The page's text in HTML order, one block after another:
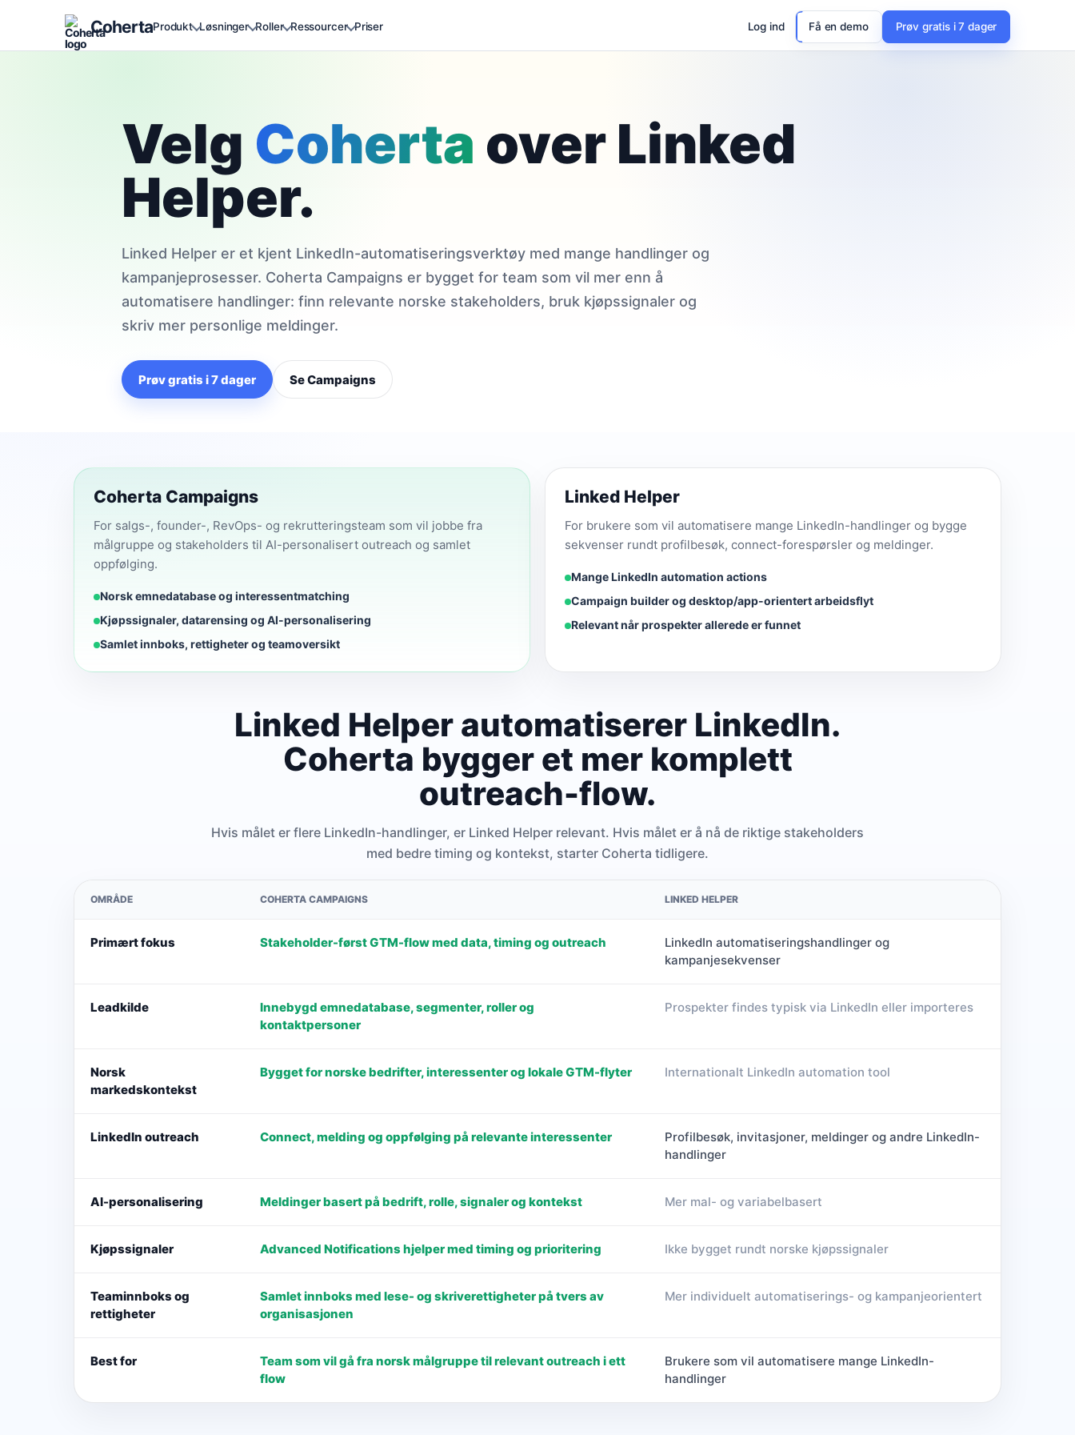
CohertaProdukt Løsninger Roller Ressourcer Priser Log ind Få en demo Prøv gratis i 7 dager
Velg Coherta over Linked
Helper.
Linked Helper er et kjent LinkedIn-automatiseringsverktøy med mange handlinger og
kampanjeprosesser. Coherta Campaigns er bygget for team som vil mer enn å
automatisere handlinger: finn relevante norske stakeholders, bruk kjøpssignaler og
skriv mer personlige meldinger.
Prøv gratis i 7 dager Se Campaigns
Coherta Campaigns
For salgs-, founder-, RevOps- og rekrutteringsteam som vil jobbe fra
målgruppe og stakeholders til AI-personalisert outreach og samlet
oppfølging.
Norsk emnedatabase og interessentmatching
Kjøpssignaler, datarensing og AI-personalisering
Samlet innboks, rettigheter og teamoversikt
Linked Helper
For brukere som vil automatisere mange LinkedIn-handlinger og bygge
sekvenser rundt profilbesøk, connect-forespørsler og meldinger.
Mange LinkedIn automation actions
Campaign builder og desktop/app-orientert arbeidsflyt
Relevant når prospekter allerede er funnet
Linked Helper automatiserer LinkedIn.
Coherta bygger et mer komplett
outreach-flow.
Hvis målet er flere LinkedIn-handlinger, er Linked Helper relevant. Hvis målet er å nå de riktige stakeholders
med bedre timing og kontekst, starter Coherta tidligere.
OMRÅDE COHERTA CAMPAIGNS LINKED HELPER
Primært fokus Stakeholder-først GTM-flow med data, timing og outreach
LinkedIn automatiseringshandlinger og
kampanjesekvenser
Leadkilde
Innebygd emnedatabase, segmenter, roller og
kontaktpersoner
Prospekter findes typisk via LinkedIn eller importeres
Norsk
markedskontekst
Bygget for norske bedrifter, interessenter og lokale GTM-flyter Internationalt LinkedIn automation tool
LinkedIn outreach Connect, melding og oppfølging på relevante interessenter
Profilbesøk, invitasjoner, meldinger og andre LinkedIn-
handlinger
AI-personalisering Meldinger basert på bedrift, rolle, signaler og kontekst Mer mal- og variabelbasert
Kjøpssignaler Advanced Notifications hjelper med timing og prioritering Ikke bygget rundt norske kjøpssignaler
Teaminnboks og
rettigheter
Samlet innboks med lese- og skriverettigheter på tvers av
organisasjonen
Mer individuelt automatiserings- og kampanjeorientert
Best for
Team som vil gå fra norsk målgruppe til relevant outreach i ett
flow
Brukere som vil automatisere mange LinkedIn-
handlinger